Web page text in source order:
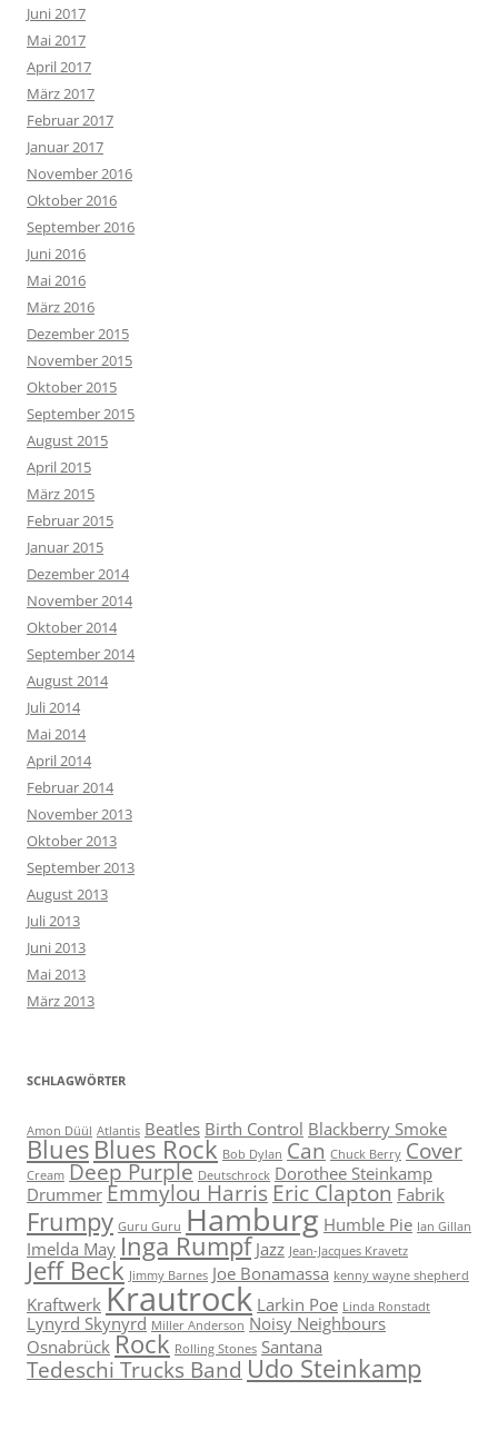
Juni 2017
Mai 2017
April 2017
März 2017
Februar 2017
Januar 2017
November 2016
Oktober 2016
September 2016
Juni 2016
Mai 2016
März 2016
Dezember 2015
November 2015
Oktober 2015
September 2015
August 2015
April 2015
März 2015
Februar 2015
Januar 2015
Dezember 2014
November 2014
Oktober 2014
September 2014
August 2014
Juli 2014
Mai 2014
April 2014
Februar 2014
November 2013
Oktober 2013
September 2013
August 2013
Juli 2013
Juni 2013
Mai 2013
März 2013
SCHLAGWÖRTER
Amon Düül Atlantis Beatles Birth Control Blackberry Smoke
BluesBlues Rock Bob Dylan Can Chuck Berry Cover
Cream Deep Purple Deutschrock Dorothee Steinkamp
Drummer Emmylou Harris Eric Clapton Fabrik
Frumpy Guru Guru Hamburg Humble Pie Ian Gillan
Imelda May Inga Rumpf Jazz Jean-Jacques Kravetz
Jeff Beck Jimmy Barnes Joe Bonamassa kenny wayne shepherd
Kraftwerk Krautrock Larkin Poe Linda Ronstadt
Lynyrd Skynyrd Miller Anderson Noisy Neighbours
Osnabrück Rock Rolling Stones Santana
Tedeschi Trucks Band Udo Steinkamp